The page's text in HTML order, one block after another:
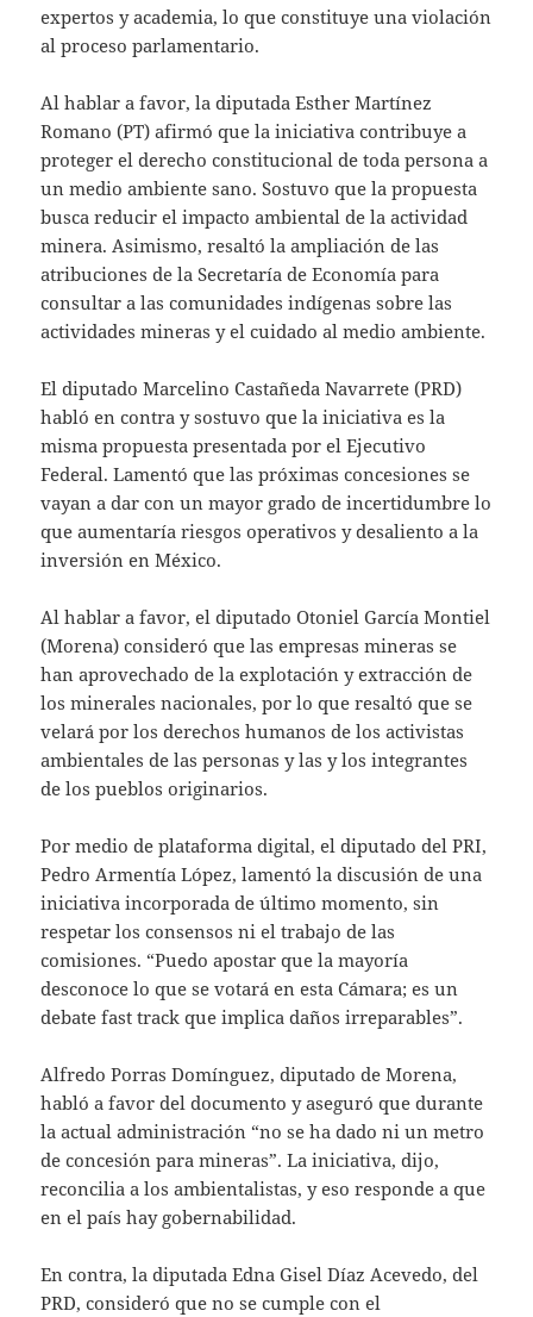
expertos y academia, lo que constituye una violación
al proceso parlamentario.
Al hablar a favor, la diputada Esther Martínez
Romano (PT) afirmó que la iniciativa contribuye a
proteger el derecho constitucional de toda persona a
un medio ambiente sano. Sostuvo que la propuesta
busca reducir el impacto ambiental de la actividad
minera. Asimismo, resaltó la ampliación de las
atribuciones de la Secretaría de Economía para
consultar a las comunidades indígenas sobre las
actividades mineras y el cuidado al medio ambiente.
El diputado Marcelino Castañeda Navarrete (PRD)
habló en contra y sostuvo que la iniciativa es la
misma propuesta presentada por el Ejecutivo
Federal. Lamentó que las próximas concesiones se
vayan a dar con un mayor grado de incertidumbre lo
que aumentaría riesgos operativos y desaliento a la
inversión en México.
Al hablar a favor, el diputado Otoniel García Montiel
(Morena) consideró que las empresas mineras se
han aprovechado de la explotación y extracción de
los minerales nacionales, por lo que resaltó que se
velará por los derechos humanos de los activistas
ambientales de las personas y las y los integrantes
de los pueblos originarios.
Por medio de plataforma digital, el diputado del PRI,
Pedro Armentía López, lamentó la discusión de una
iniciativa incorporada de último momento, sin
respetar los consensos ni el trabajo de las
comisiones. “Puedo apostar que la mayoría
desconoce lo que se votará en esta Cámara; es un
debate fast track que implica daños irreparables”.
Alfredo Porras Domínguez, diputado de Morena,
habló a favor del documento y aseguró que durante
la actual administración “no se ha dado ni un metro
de concesión para mineras”. La iniciativa, dijo,
reconcilia a los ambientalistas, y eso responde a que
en el país hay gobernabilidad.
En contra, la diputada Edna Gisel Díaz Acevedo, del
PRD, consideró que no se cumple con el